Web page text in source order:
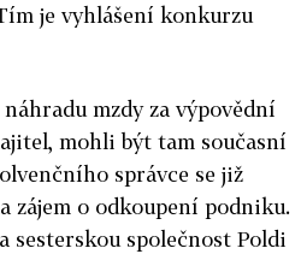
je vyhlášení konkurzu
mzdy za výpovědní
mohli být tam současní
správce se již
zájem o odkoupení podniku.
sesterskou společnost Poldi